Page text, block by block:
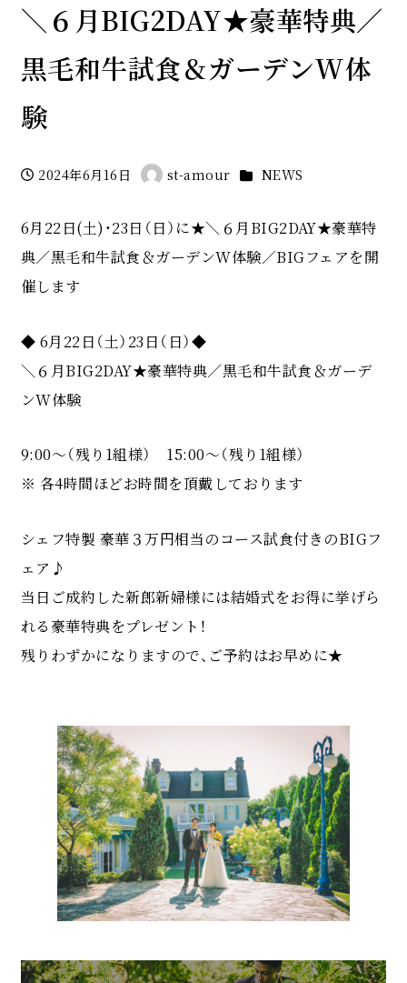
＼６月BIG2DAY★豪華特典／
黒毛和牛試食＆ガーデンW体
験
投稿日
2024年6月16日
著
st-amour カテゴリー
NEWS
6月22日(土)・23日（日）に★＼６月BIG2DAY★豪華特
典／黒毛和牛試食＆ガーデンW体験／BIGフェアを開
催します
◆ 6月22日（土）23日（日）◆
＼６月BIG2DAY★豪華特典／黒毛和牛試食＆ガーデ
ンW体験
9:00〜（残り1組様） 15:00〜（残り1組様）
※ 各4時間ほどお時間を頂戴しております
シェフ特製 豪華３万円相当のコース試食付きのBIGフ
ェア♪
当日ご成約した新郎新婦様には結婚式をお得に挙げら
れる豪華特典をプレゼント！
残りわずかになりますので、ご予約はお早めに★